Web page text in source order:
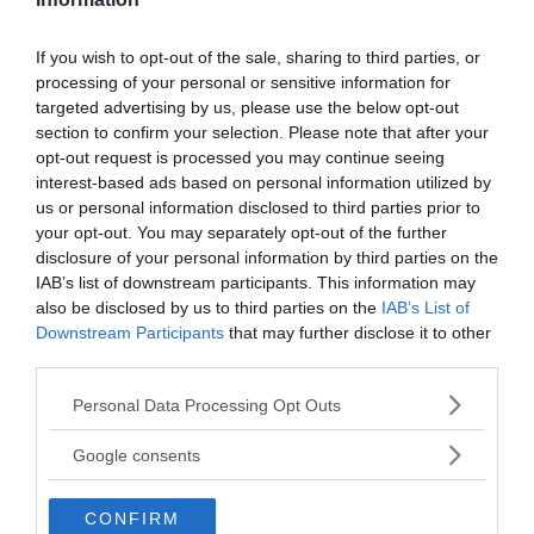
If you wish to opt-out of the sale, sharing to third parties, or
processing of your personal or sensitive information for
targeted advertising by us, please use the below opt-out
section to confirm your selection. Please note that after your
opt-out request is processed you may continue seeing
interest-based ads based on personal information utilized by
us or personal information disclosed to third parties prior to
your opt-out. You may separately opt-out of the further
disclosure of your personal information by third parties on the
IAB’s list of downstream participants. This information may
also be disclosed by us to third parties on the IAB’s List of
Downstream Participants that may further disclose it to other
Please note that this website/app uses one or more Google
not limited to your visit or usage behaviour. You may click to
use your data for below specified purposes in below Google
consent section.
Personal Data Processing Opt Outs
Google consents
CONFIRM
sentire l'altro speciale e degno di fiducia
aumentandone l'autostima, ma, data l'estrema facilità
con cui nel web si rompono relazioni e se
intrattengono di nuove, sarebbe meglio andarci
cauti...
Continua a leggere dopo la pubblicità
RELAZIONI